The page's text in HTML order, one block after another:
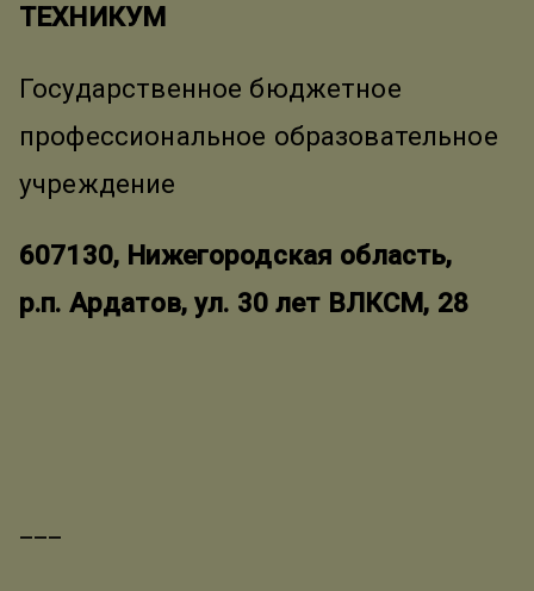
ТЕХНИКУМ
Государственное бюджетное
профессиональное образовательное
учреждение
607130, Нижегородская область,
р.п. Ардатов, ул. 30 лет ВЛКСМ, 28